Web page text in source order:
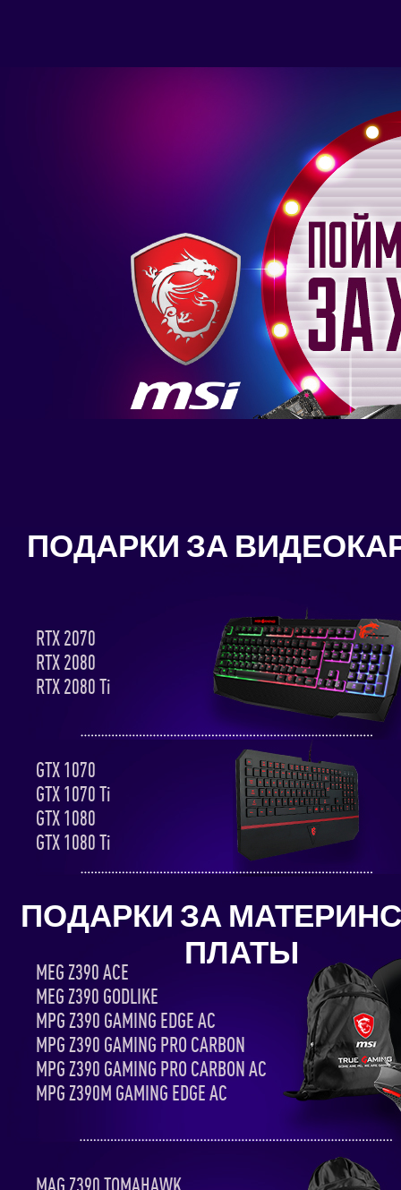
ПОДАРКИ ЗА
RTX 2070
RTX 2080
RTX 2080 Ti
GTX 1070
GTX 1070 Ti
GTX 1080
GTX 1080 Ti
ПОДАРКИ ЗА
ПЛАТЫ
MEG Z390 ACE
MEG Z390 GODLIKE
MPG Z390 GAMING EDGE AC
MPG Z390 GAMING PRO CARBON
MPG Z390 GAMING PRO CARBON AC
MPG Z390M GAMING EDGE AC
MAG Z390 TOMAHAWK